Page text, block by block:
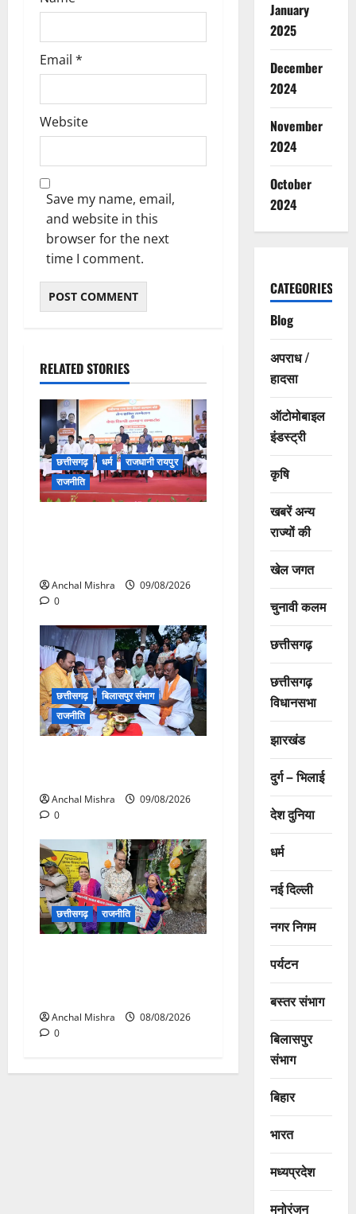
Email *
Website
Save my name, email,
and website in this
browser for the next
time I comment.
RELATED STORIES
छत्तीसगढ़ धर्म
राजधानी रायपुर
राजनीति
Anchal Mishra
09/08/2026
0
छत्तीसगढ़
बिलासपुर संभाग
राजनीति
Anchal Mishra
09/08/2026
0
छत्तीसगढ़ राजनीति
Anchal Mishra
08/08/2026
0
January
2025
December
2024
November
2024
October
2024
CATEGORIES
Blog
अपराध /
हादसा
ऑटोमोबाइल
इंडस्ट्री
कृषि
खबरें अन्य
राज्यों की
खेल जगत
चुनावी कलम
छत्तीसगढ़
छत्तीसगढ़
विधानसभा
झारखंड
दुर्ग – भिलाई
देश दुनिया
धर्म
नई दिल्ली
नगर निगम
पर्यटन
बस्तर संभाग
बिलासपुर
संभाग
बिहार
भारत
मध्यप्रदेश
मनोरंजन